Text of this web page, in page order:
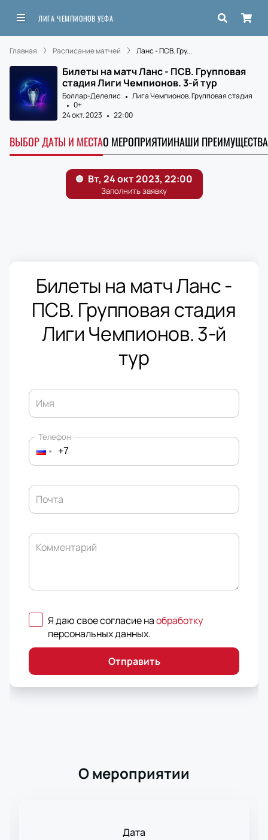
ЛИГА ЧЕМПИОНОВ УЕФА
Главная Расписание матчей Ланс - ПСВ. Гру...
Билеты на матч Ланс - ПСВ. Групповая
стадия Лиги Чемпионов. 3-й тур
Боллар-Делелис
Лига Чемпионов. Групповая стадия
0+
24 окт. 2023
22:00
ВЫБОР ДАТЫ И МЕСТАО МЕРОПРИЯТИИНАШИ ПРЕИМУЩЕСТВА
Билеты на матч Ланс -
ПСВ. Групповая стадия
Лиги Чемпионов. 3-й
тур
Имя
Телефон
Почта
Комментарий
Я даю свое согласие наобработку
персональных данных.
Отправить
О мероприятии
Дата